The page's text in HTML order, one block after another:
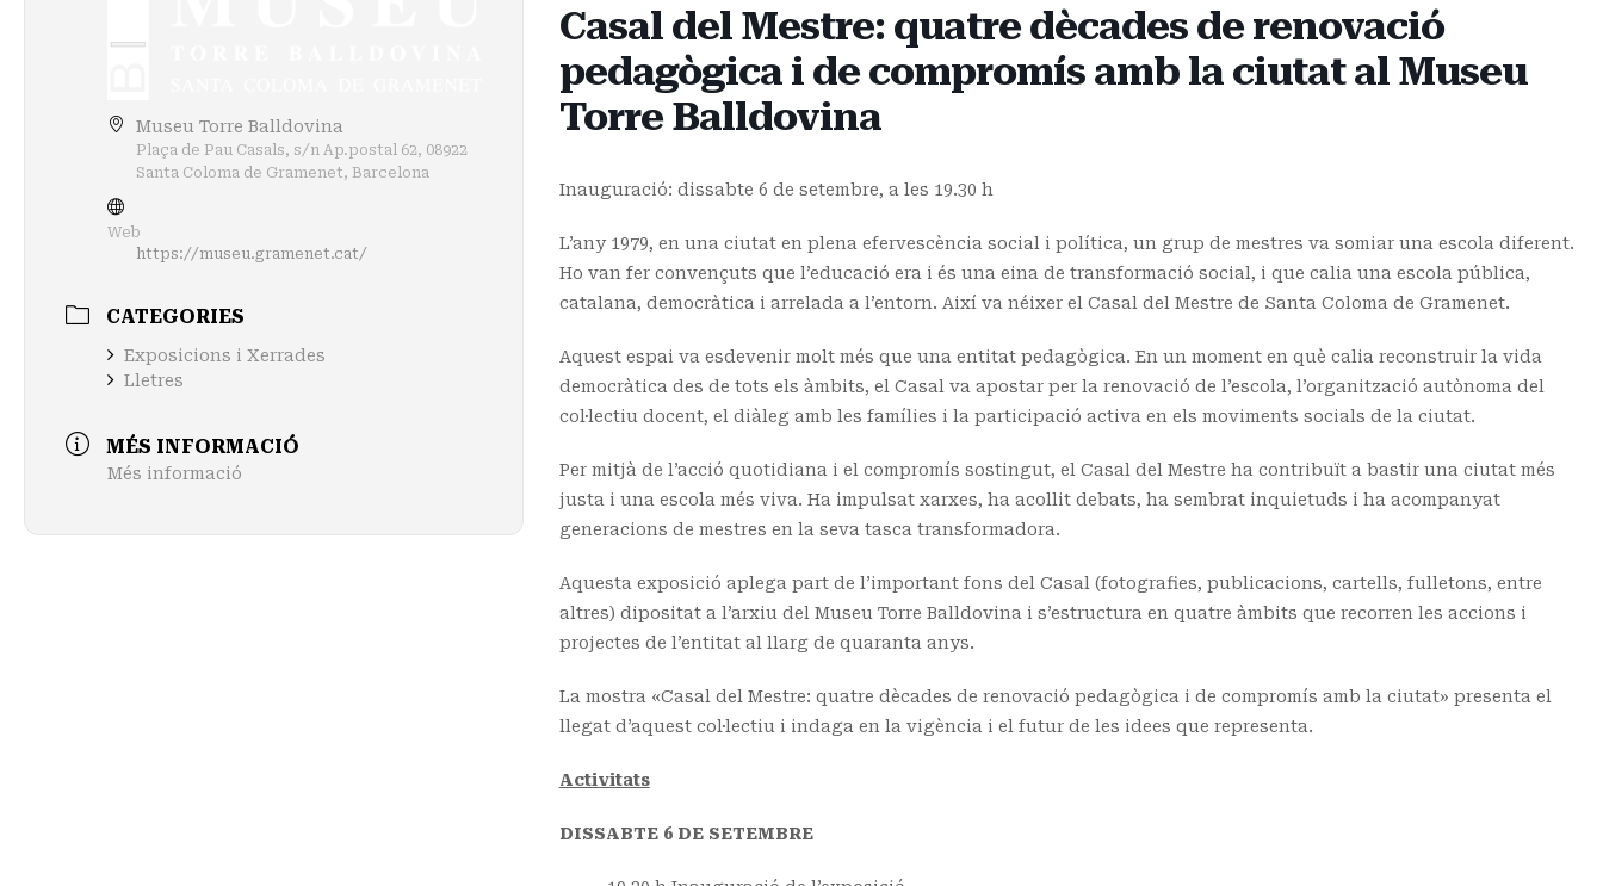
Museu Torre Balldovina
Plaça de Pau Casals, s/n Ap.postal 62, 08922
Santa Coloma de Gramenet, Barcelona
Web
https://museu.gramenet.cat/
CATEGORIES
Exposicions i Xerrades
Lletres
MÉS INFORMACIÓ
Més informació
Casal del Mestre: quatre dècades de renovació
pedagògica i de compromís amb la ciutat al Museu
Torre Balldovina
Inauguració: dissabte 6 de setembre, a les 19.30 h
L’any 1979, en una ciutat en plena efervescència social i política, un grup de mestres va somiar una escola diferent.
Ho van fer convençuts que l’educació era i és una eina de transformació social, i que calia una escola pública,
catalana, democràtica i arrelada a l’entorn. Així va néixer el Casal del Mestre de Santa Coloma de Gramenet.
Aquest espai va esdevenir molt més que una entitat pedagògica. En un moment en què calia reconstruir la vida
democràtica des de tots els àmbits, el Casal va apostar per la renovació de l’escola, l’organització autònoma del
col·lectiu docent, el diàleg amb les famílies i la participació activa en els moviments socials de la ciutat.
Per mitjà de l’acció quotidiana i el compromís sostingut, el Casal del Mestre ha contribuït a bastir una ciutat més
justa i una escola més viva. Ha impulsat xarxes, ha acollit debats, ha sembrat inquietuds i ha acompanyat
generacions de mestres en la seva tasca transformadora.
Aquesta exposició aplega part de l’important fons del Casal (fotografies, publicacions, cartells, fulletons, entre
altres) dipositat a l’arxiu del Museu Torre Balldovina i s’estructura en quatre àmbits que recorren les accions i
projectes de l’entitat al llarg de quaranta anys.
La mostra «Casal del Mestre: quatre dècades de renovació pedagògica i de compromís amb la ciutat» presenta el
llegat d’aquest col·lectiu i indaga en la vigència i el futur de les idees que representa.
Activitats
DISSABTE 6 DE SETEMBRE